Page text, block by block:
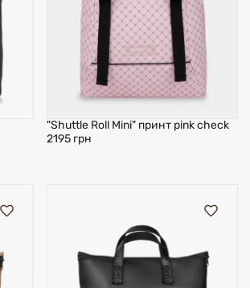
"Shuttle Roll Mini" принт pink check
2195 грн